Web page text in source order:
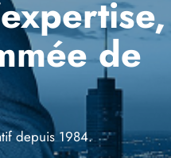
de
depuis 1984.